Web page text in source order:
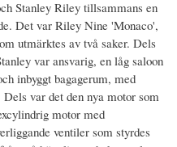
Stanley Riley tillsammans en
Det var Riley Nine 'Monaco',
utmärktes av två saker. Dels
var ansvarig, en låg saloon
inbyggt bagagerum, med
var det den nya motor som
motor med
ventiler som styrdes